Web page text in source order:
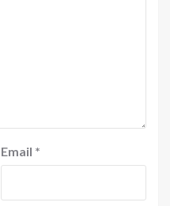
Email *